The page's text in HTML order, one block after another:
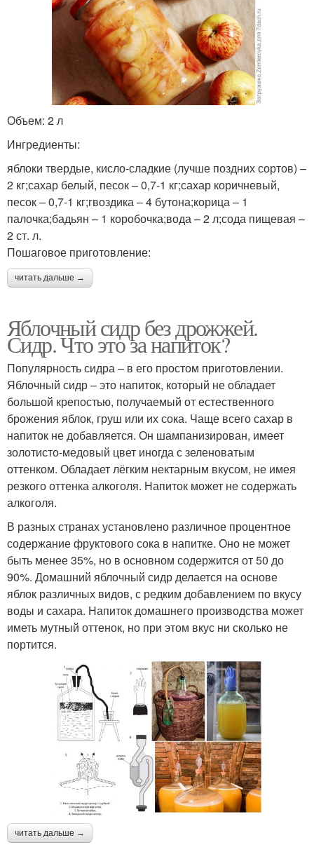
Объем: 2 л
Ингредиенты:
яблоки твердые, кисло-сладкие (лучше поздних сортов) –
2 кг;сахар белый, песок – 0,7-1 кг;сахар коричневый,
песок – 0,7-1 кг;гвоздика – 4 бутона;корица – 1
палочка;бадьян – 1 коробочка;вода – 2 л;сода пищевая –
2 ст. л.
Пошаговое приготовление:
читать дальше →
Яблочный сидр без дрожжей.
Сидр. Что это за напиток?
Популярность сидра – в его простом приготовлении.
Яблочный сидр – это напиток, который не обладает
большой крепостью, получаемый от естественного
брожения яблок, груш или их сока. Чаще всего сахар в
напиток не добавляется. Он шампанизирован, имеет
золотисто-медовый цвет иногда с зеленоватым
оттенком. Обладает лёгким нектарным вкусом, не имея
резкого оттенка алкоголя. Напиток может не содержать
алкоголя.
В разных странах установлено различное процентное
содержание фруктового сока в напитке. Оно не может
быть менее 35%, но в основном содержится от 50 до
90%. Домашний яблочный сидр делается на основе
яблок различных видов, с редким добавлением по вкусу
воды и сахара. Напиток домашнего производства может
иметь мутный оттенок, но при этом вкус ни сколько не
портится.
читать дальше →